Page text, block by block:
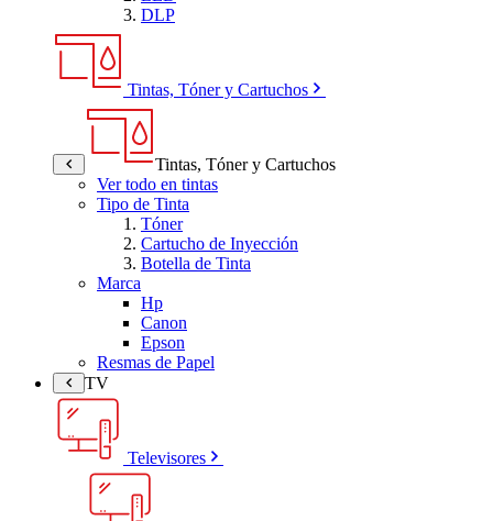
DLP
Tintas, Tóner y Cartuchos
Tintas, Tóner y Cartuchos
Ver todo en tintas
Tipo de Tinta
Tóner
Cartucho de Inyección
Botella de Tinta
Marca
Hp
Canon
Epson
Resmas de Papel
TV
Televisores